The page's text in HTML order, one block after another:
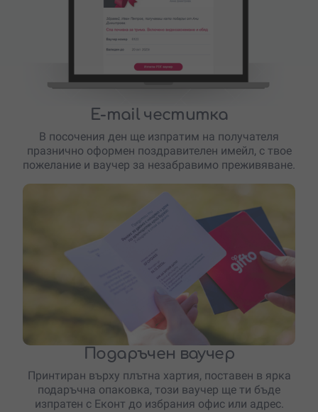
E-mail честитка
В посочения ден ще изпратим на получателя
празнично оформен поздравителен имейл, с твое
пожелание и ваучер за незабравимо преживяване.
Подаръчен ваучер
Принтиран върху плътна хартия, поставен в ярка
подаръчна опаковка, този ваучер ще ти бъде
изпратен с Еконт до избрания офис или адрес.